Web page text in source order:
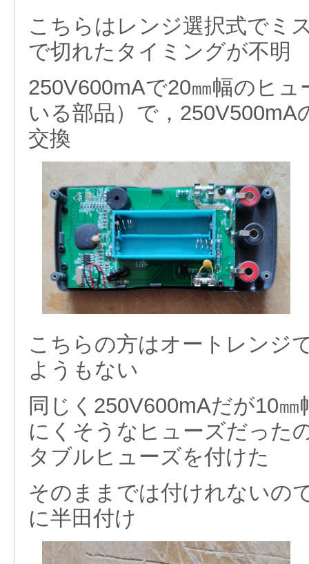
こちらはレンジ選択式でミ
で切れたタイミングが不明
250V600mAで20㎜幅のヒ
いる部品）で，250V500mA
交換
こちらの方はオートレンジ
ようもない
同じく250V600mAだが10
にくそうなヒューズだった
タブルヒューズを付けた
そのままでは付けれないの
に半田付け